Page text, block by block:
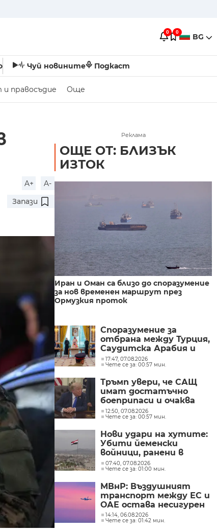
0 0 BG
Чуй новините Подкаст
и правосъдие Още
A+
A-
Запази
Реклама
ОЩЕ ОТ: БЛИЗЪК
ИЗТОК
Иран и Оман са близо до споразумение
за нов временен маршрут през
Ормузкия проток
Споразумение за
отбрана между Турция,
Саудитска Арабия и
Пакистан
17:47, 07.08.2026
Чете се за: 00:57 мин.
Тръмп увери, че САЩ
имат достатъчно
боеприпаси и очаква
конфликтът с Иран да
приключи скоро
12:50, 07.08.2026
Чете се за: 00:57 мин.
Нови удари на хутите:
Убити йеменски
войници, ранени в
Саудитска Арабия
07:40, 07.08.2026
Чете се за: 01:00 мин.
МВнР: Въздушният
транспорт между ЕС и
ОАЕ остава несигурен
14:14, 06.08.2026
Чете се за: 01:42 мин.